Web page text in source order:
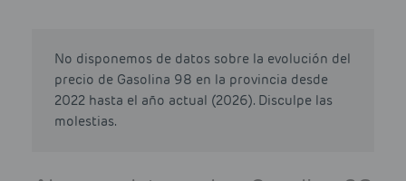
No disponemos de datos sobre la evolución del
precio de Gasolina 98 en la provincia desde
2022 hasta el año actual (2026). Disculpe las
molestias.